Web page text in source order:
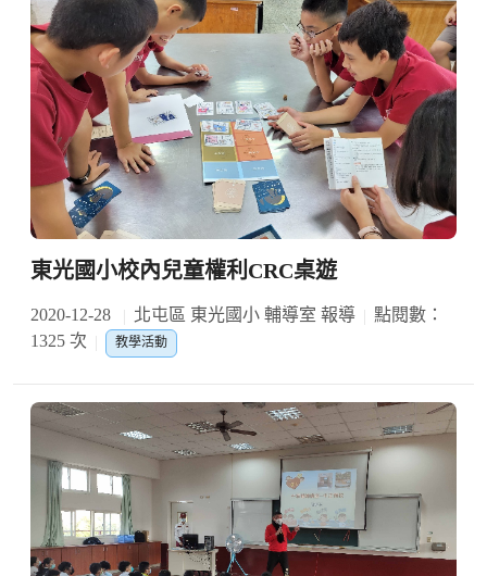
東光國小校內兒童權利CRC桌遊
2020-12-28 北屯區 東光國小 輔導室 報導
點閱數：
1325 次
教學活動